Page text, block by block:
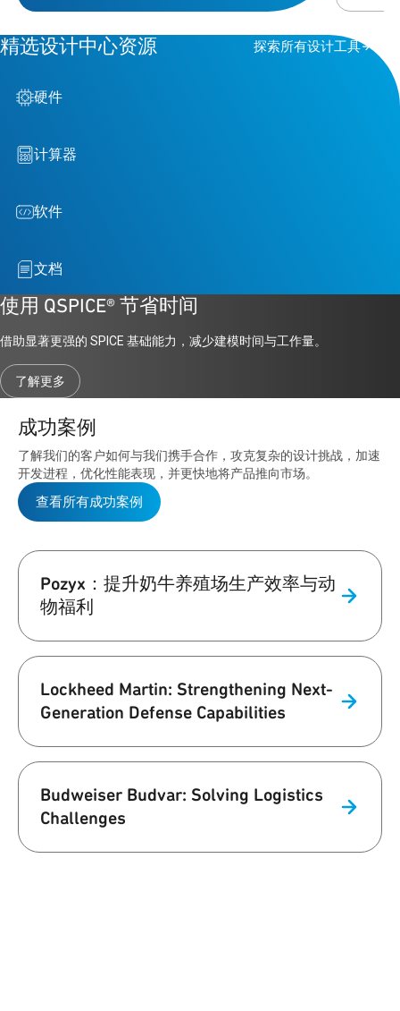
要。本
点，重
造的新
精选设计中心资源 探索所有设计工具
硬件
计算器
软件
文档
使用 QSPICE® 节省时间
借助显著更强的 SPICE 基础能力，减少建模时间与工作量。
了解更多
成功案例
了解我们的客户如何与我们携手合作，攻克复杂的设计挑战，加速
开发进程，优化性能表现，并更快地将产品推向市场。
查看所有成功案例
Pozyx：提升奶牛养殖场生产效率与动
物福利
Lockheed Martin: Strengthening Next-
Generation Defense Capabilities
Budweiser Budvar: Solving Logistics
Challenges